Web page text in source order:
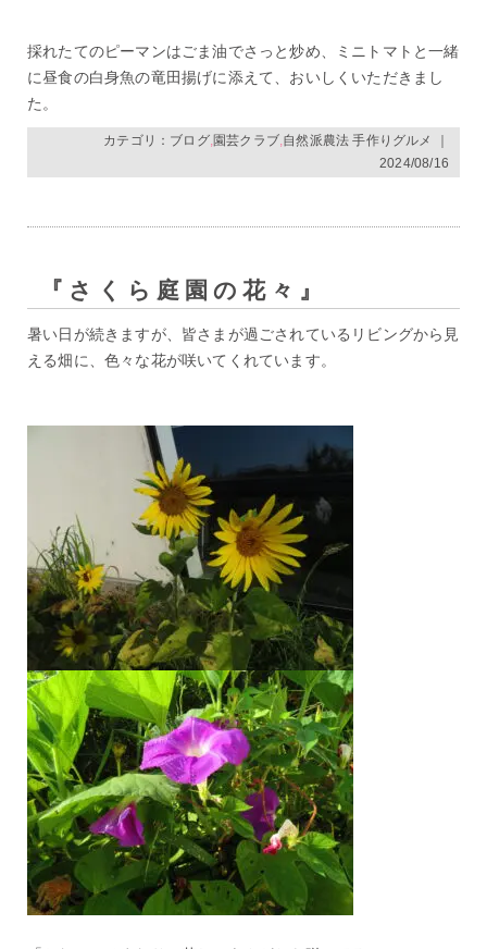
採れたてのピーマンはごま油でさっと炒め、ミニトマトと一緒
に昼食の白身魚の竜田揚げに添えて、おいしくいただきまし
た。
カテゴリ： ブログ, 園芸クラブ, 自然派農法 手作りグルメ
｜
2024/08/16
『さくら庭園の花々』
暑い日が続きますが、皆さまが過ごされているリビングから見
える畑に、色々な花が咲いてくれています。